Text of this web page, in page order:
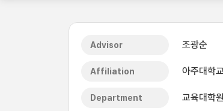
Advisor 조광순
Affiliation 아주대학
Department 교육대학